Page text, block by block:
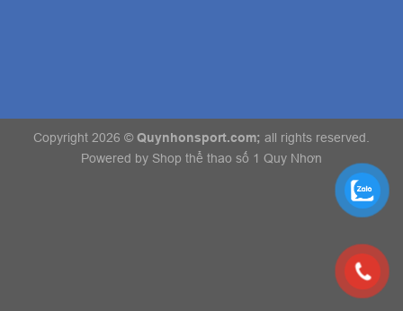
Copyright 2026 © Quynhonsport.com; all rights reserved.
Powered by Shop thể thao số 1 Quy Nhơn